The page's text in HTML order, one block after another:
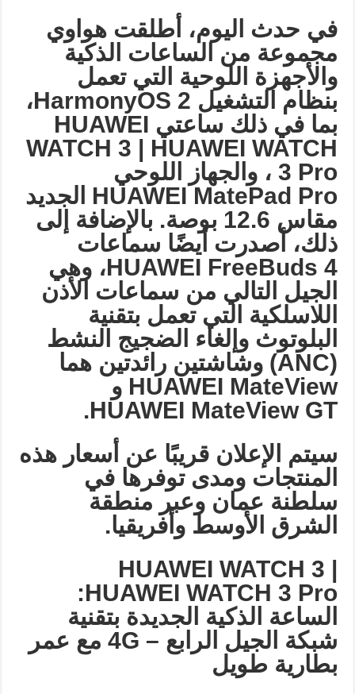
في حدث اليوم، أطلقت هواوي
مجموعة من الساعات الذكية
والأجهزة اللوحية التي تعمل
بنظام التشغيل
،
بما في ذلك ساعتي HUAWEI
WATCH 3 | HUAWEI WATCH
3 Pro ، والجهاز اللوحي
HUAWEI MatePad Pro الجديد
مقاس 12.6 بوصة. بالإضافة إلى
ذلك، أصدرت أيضًا سماعات
HUAWEI FreeBuds 4، وهي
الجيل التالي من سماعات الأذن
اللاسلكية التي تعمل بتقنية
البلوتوث وإلغاء الضجيج النشط
(ANC)
وشاشتين رائدتين هما
HUAWEI MateView و
HUAWEI MateView GT.
سيتم الإعلان قريبًا عن أسعار هذه
المنتجات ومدى توفرها في
سلطنة عمان وعبر منطقة
الشرق الأوسط وأفريقيا.
HUAWEI WATCH 3 |
HUAWEI WATCH 3 Pro:
الساعة الذكية الجديدة بتقنية
شبكة الجيل الرابع – 4 G
مع عمر
بطارية طويل